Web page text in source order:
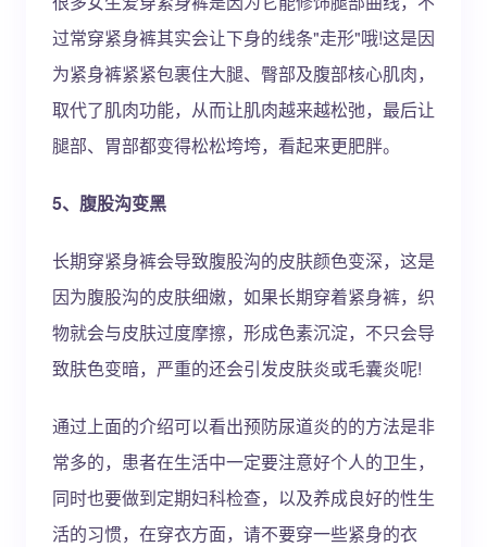
过常穿紧身裤其实会让下身的线条"走形"哦!这是因
为紧身裤紧紧包裹住大腿、臀部及腹部核心肌肉，
取代了肌肉功能，从而让肌肉越来越松弛，最后让
腿部、胃部都变得松松垮垮，看起来更肥胖。
5、腹股沟变黑
长期穿紧身裤会导致腹股沟的皮肤颜色变深，这是
因为腹股沟的皮肤细嫩，如果长期穿着紧身裤，织
物就会与皮肤过度摩擦，形成色素沉淀，不只会导
致肤色变暗，严重的还会引发皮肤炎或毛囊炎呢!
通过上面的介绍可以看出预防尿道炎的的方法是非
常多的，患者在生活中一定要注意好个人的卫生，
同时也要做到定期妇科检查，以及养成良好的性生
活的习惯，在穿衣方面，请不要穿一些紧身的衣